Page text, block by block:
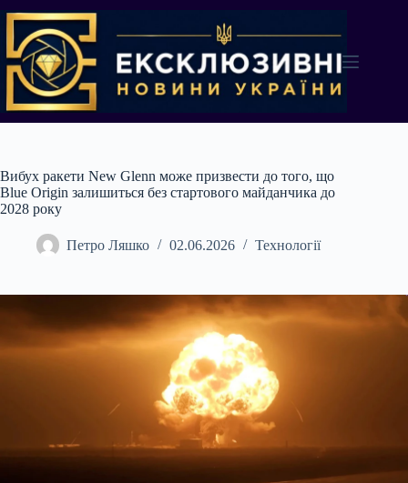
до
вмісту
Вибух ракети New Glenn може призвести до того, що
Blue Origin залишиться без стартового майданчика до
2028 року
Петро Ляшко 02.06.2026 Технології